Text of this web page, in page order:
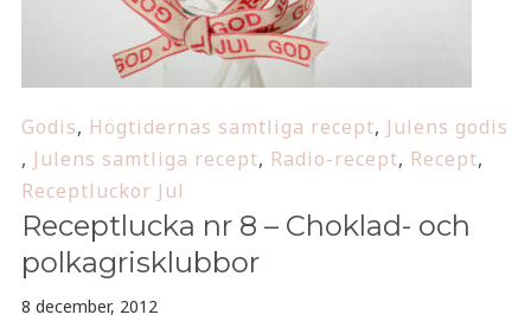
Godis, Högtidernas samtliga recept, Julens godis
, Julens samtliga recept, Radio-recept, Recept,
Receptluckor Jul
Receptlucka nr 8 – Choklad- och
polkagrisklubbor
8 december, 2012